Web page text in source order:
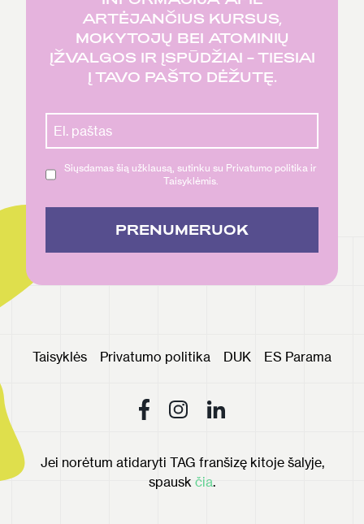
ARTĖJANČIUS KURSUS,
MOKYTOJŲ BEI ATOMINIŲ
ĮŽVALGOS IR ĮSPŪDŽIAI – TIESIAI
Į TAVO PAŠTO DĖŽUTĘ.
Siųsdamas šią užklausą, sutinku su Privatumo politika ir
Taisyklėmis.
PRENUMERUOK
Taisyklės Privatumo politika DUK ES Parama
Jei norėtum atidaryti TAG franšizę kitoje šalyje,
spausk čia.